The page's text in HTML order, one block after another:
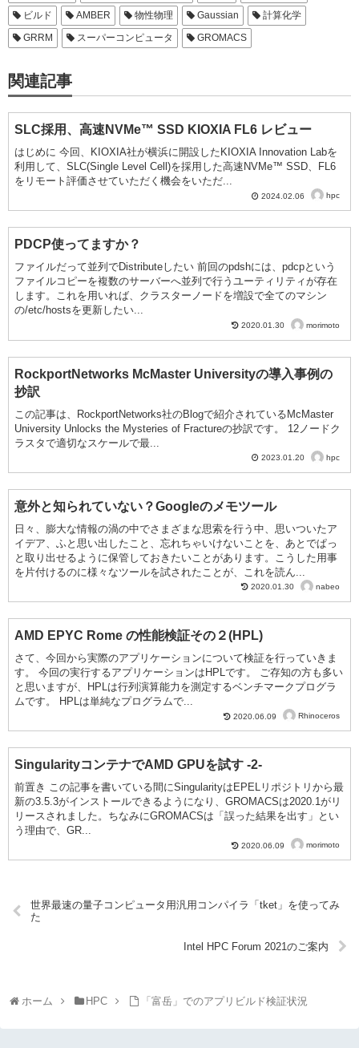
ビルド
AMBER 物性物理 Gaussian
計算化学
GRRM
スーパーコンピュータ GROMACS
関連記事
SLC採用、高速NVMe™ SSD KIOXIA FL6 レビュー
はじめに 今回、KIOXIA社が横浜に開設したKIOXIA Innovation Labを
利用して、SLC(Single Level Cell)を採用した高速NVMe™ SSD、FL6
をリモート評価させていただく機会をいただ...
2024.02.06 hpc
PDCP使ってますか？
ファイルだって並列でDistributeしたい 前回のpdshには、pdcpという
ファイルコピーを複数のサーバーへ並列で行うユーティリティが存在
します。これを用いれば、クラスターノードを増設で全てのマシン
の/etc/hostsを更新したい...
2020.01.30 morimoto
RockportNetworks McMaster Universityの導入事例の
抄訳
この記事は、RockportNetworks社のBlogで紹介されているMcMaster
University Unlocks the Mysteries of Fractureの抄訳です。 12ノードク
ラスタで適切なスケールで最...
2023.01.20 hpc
意外と知られていない？Googleのメモツール
日々、膨大な情報の渦の中でさまざまな思索を行う中、思いついたア
イデア、ふと思い出したこと、忘れちゃいけないことを、あとでぱっ
と取り出せるように保管しておきたいことがあります。こうした用事
を片付けるのに様々なツールを試されたことが、これを読ん...
2020.01.30 nabeo
AMD EPYC Rome の性能検証その２(HPL)
さて、今回から実際のアプリケーションについて検証を行っていきま
す。 今回の実行するアプリケーションはHPLです。 ご存知の方も多い
と思いますが、HPLは行列演算能力を測定するベンチマークプログラ
ムです。 HPLは単純なプログラムで...
2020.06.09 Rhinoceros
SingularityコンテナでAMD GPUを試す -2-
前置き この記事を書いている間にSingularityはEPELリポジトリから最
新の3.5.3がインストールできるようになり、GROMACSは2020.1がリ
リースされました。ちなみにGROMACSは「誤った結果を出す」とい
う理由で、GR...
2020.06.09 morimoto
世界最速の量子コンピュータ用汎用コンパイラ「tket」を使ってみ
た
Intel HPC Forum 2021のご案内
ホーム HPC 「富岳」でのアプリビルド検証状況